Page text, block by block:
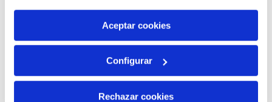
por tanto no se pueden desactivar. Puedes consultar
más información en nuestraPolítica de Cookies
Aceptar cookies
Configurar
Rechazar cookies
Especificaciones de productos
Referencia 990597